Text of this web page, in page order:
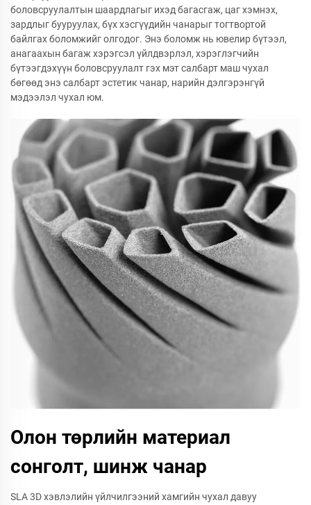
боловсруулалтын шаардлагыг ихэд багасгаж, цаг хэмнэх,
зардлыг бууруулах, бүх хэсгүүдийн чанарыг тогтвортой
байлгах боломжийг олгодог. Энэ боломж нь ювелир бүтээл,
анагаахын багаж хэрэгсэл үйлдвэрлэл, хэрэглэгчийн
бүтээгдэхүүн боловсруулалт гэх мэт салбарт маш чухал
бөгөөд энэ салбарт эстетик чанар, нарийн дэлгэрэнгүй
мэдээлэл чухал юм.
Олон төрлийн материал
сонголт, шинж чанар
SLA 3D хэвлэлийн үйлчилгээний хамгийн чухал давуу